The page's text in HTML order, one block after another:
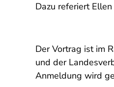
Dazu referiert
Der Vortrag ist im
und der
Anmeldung wird